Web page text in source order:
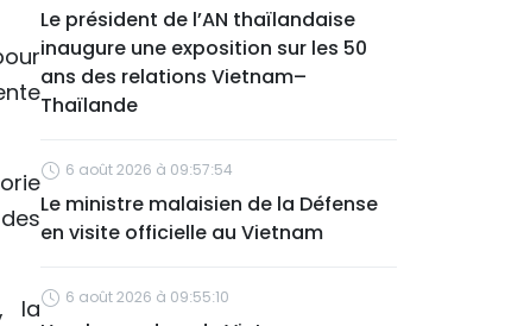
la
Le président de l’AN thaïlandaise
inaugure une exposition sur les 50
ans des relations Vietnam–
Thaïlande
6 août 2026 à 09:57:54
Le ministre malaisien de la Défense
en visite officielle au Vietnam
6 août 2026 à 09:55:10